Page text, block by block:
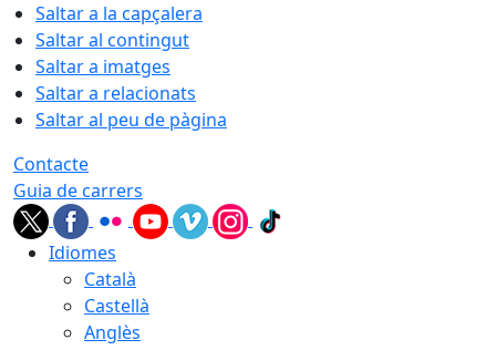
Saltar a la capçalera
Saltar al contingut
Saltar a imatges
Saltar a relacionats
Saltar al peu de pàgina
Contacte
Guia de carrers
Idiomes
Català
Castellà
Anglès